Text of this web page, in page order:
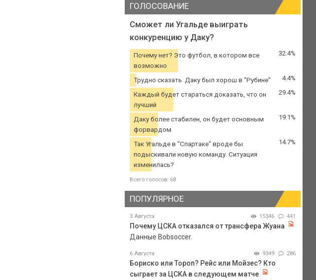
ГОЛОСОВАНИЕ
Сможет ли Угальде выиграть
конкуренцию у Даку?
Почему нет? Это футбол, в котором все
возможно
32.4%
Трудно сказать. Даку был хорош в "Рубине" 4.4%
Каждый будет стараться доказать, что он
лучший
29.4%
Даку более стабилен, он будет основным
форвардом
19.1%
Так Угальде в "Спартаке" вроде бы
подыскивали новую команду. Ситуация
изменилась?
14.7%
Всего голосов: 68
ПОПУЛЯРНОЕ
3 Августа 15346 441
Почему ЦСКА отказался от трансфера Жуана
Данные Bobsoccer.
6 Августа 9349 286
Бориско или Тороп? Рейс или Мойзес? Кто
сыграет за ЦСКА в следующем матче